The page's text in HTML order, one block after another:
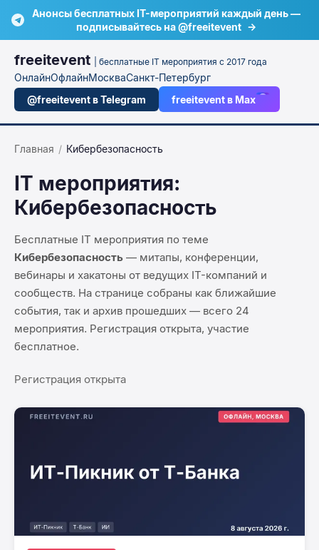
Анонсы бесплатных IT-мероприятий каждый день —
подписывайтесь на @freeitevent →
freeitevent | бесплатные IT мероприятия с 2017 года
ОнлайнОфлайнМоскваСанкт-Петербург
@freeitevent в Telegram
freeitevent в Max
Главная / Кибербезопасность
IT мероприятия:
Кибербезопасность
Бесплатные IT мероприятия по теме
Кибербезопасность — митапы, конференции,
вебинары и хакатоны от ведущих IT-компаний и
сообществ. На странице собраны как ближайшие
события, так и архив прошедших — всего 24
мероприятия. Регистрация открыта, участие
бесплатное.
Регистрация открыта